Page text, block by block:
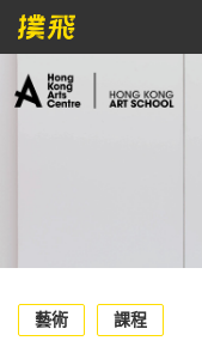
節目
EN
藝術
課程